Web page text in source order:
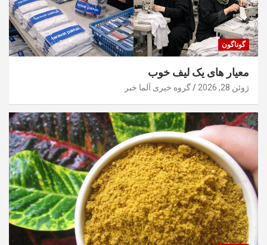
گوناگون
معیار های یک لیف خوب
ژوئن 28, 2026 گروه خبری آلما خبر